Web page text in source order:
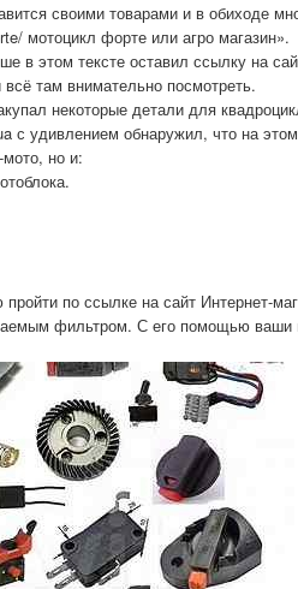
своими товарами и в обиходе
мотоцикл форте или агро магазин».
в этом тексте оставил ссылку на
там внимательно посмотреть.
некоторые детали для
с удивлением обнаружил, что на
мото, но и:
по ссылке на сайт Интернет-
фильтром. С его помощью ваши